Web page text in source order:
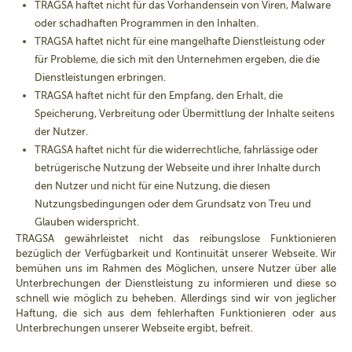
TRAGSA haftet nicht für das Vorhandensein von Viren, Malware
oder schadhaften Programmen in den Inhalten.
TRAGSA haftet nicht für eine mangelhafte Dienstleistung oder
für Probleme, die sich mit den Unternehmen ergeben, die die
Dienstleistungen erbringen.
TRAGSA haftet nicht für den Empfang, den Erhalt, die
Speicherung, Verbreitung oder Übermittlung der Inhalte seitens
der Nutzer.
TRAGSA haftet nicht für die widerrechtliche, fahrlässige oder
betrügerische Nutzung der Webseite und ihrer Inhalte durch
den Nutzer und nicht für eine Nutzung, die diesen
Nutzungsbedingungen oder dem Grundsatz von Treu und
Glauben widerspricht.
TRAGSA gewährleistet nicht das reibungslose Funktionieren
bezüglich der Verfügbarkeit und Kontinuität unserer Webseite. Wir
bemühen uns im Rahmen des Möglichen, unsere Nutzer über alle
Unterbrechungen der Dienstleistung zu informieren und diese so
schnell wie möglich zu beheben. Allerdings sind wir von jeglicher
Haftung, die sich aus dem fehlerhaften Funktionieren oder aus
Unterbrechungen unserer Webseite ergibt, befreit.